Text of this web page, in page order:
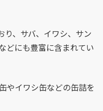
り、サバ、イワシ、サン
どにも豊富に含まれてい
やイワシ缶などの缶詰を